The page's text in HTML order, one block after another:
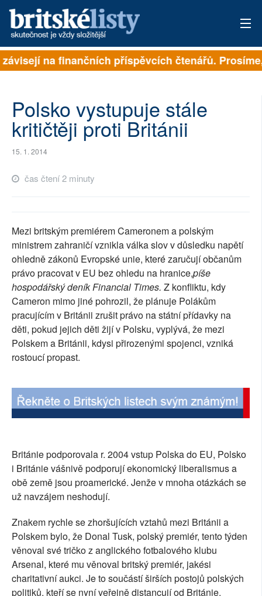
PŘIHLÁSIT
ARCHIV
PŘÍSPĚVKY NA PROVOZ
SOCIÁLNÍ SÍTĚ
RUBRIKY
PLNÁ VERZE STRÁNEK
na finančních příspěvcích čtenářů.
Polsko vystupuje stále
kritičtěji proti Británii
15. 1. 2014
čas čtení 2 minuty
Mezi britským premiérem Cameronem a polským
ministrem zahraničí vznikla válka slov v důsledku napětí
ohledně zákonů Evropské unie, které zaručují občanům
právo pracovat v EU bez ohledu na hranice,píše
hospodářský deník Financial Times. Z konfliktu, kdy
Cameron mimo jiné pohrozil, že plánuje Polákům
pracujícím v Británii zrušit právo na státní přídavky na
děti, pokud jejich děti žijí v Polsku, vyplývá, že mezi
Polskem a Británii, kdysi přirozenými spojenci, vzniká
rostoucí propast.
Británie podporovala r. 2004 vstup Polska do EU, Polsko
i Británie vášnivě podporují ekonomický liberalismus a
obě země jsou proamerické. Jenže v mnoha otázkách se
už navzájem neshodují.
Znakem rychle se zhoršujících vztahů mezi Británii a
Polskem bylo, že Donal Tusk, polský premiér, tento týden
věnoval své tričko z anglického fotbalového klubu
Arsenal, které mu věnoval britský premiér, jakési
charitativní aukci. Je to součástí širších postojů polských
politiků, kteří se nyní veřejně distancují od Británie.